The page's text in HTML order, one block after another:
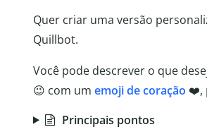
Quer criar uma versão
Quillbot.
Você pode descrever o que
😉 com um emoji de coração ❤️,
Principais pontos